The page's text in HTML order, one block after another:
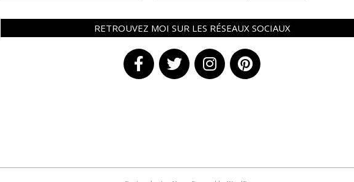
RETROUVEZ MOI SUR LES RÉSEAUX SOCIAUX